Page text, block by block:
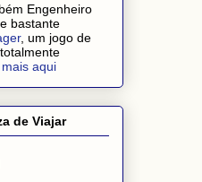
Engenheiro
bastante
, um jogo de
aqui
de Viajar